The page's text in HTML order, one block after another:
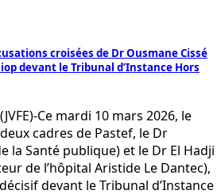
croisées de Dr Ousmane Cissé
devant le Tribunal d’Instance Hors
Ce mardi 10 mars 2026, le
cadres de Pastef, le Dr
la Santé publique) et le Dr El Hadji
de l’hôpital Aristide Le Dantec),
devant le Tribunal d’Instance